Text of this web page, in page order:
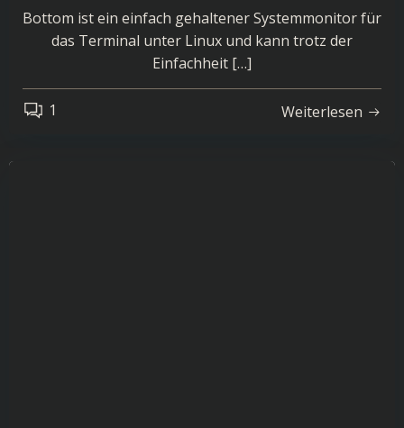
Bottom ist ein einfach gehaltener Systemmonitor für
das Terminal unter Linux und kann trotz der
Einfachheit […]
1 Weiterlesen